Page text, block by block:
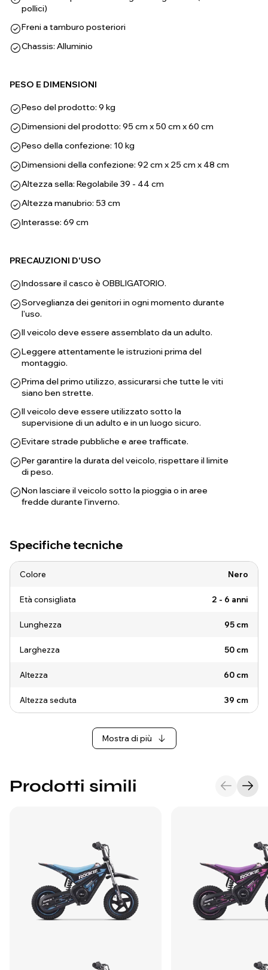
pollici)
Freni a tamburo posteriori
Chassis: Alluminio
PESO E DIMENSIONI
Peso del prodotto: 9 kg
Dimensioni del prodotto: 95 cm x 50 cm x 60 cm
Peso della confezione: 10 kg
Dimensioni della confezione: 92 cm x 25 cm x 48 cm
Altezza sella: Regolabile 39 - 44 cm
Altezza manubrio: 53 cm
Interasse: 69 cm
PRECAUZIONI D'USO
Indossare il casco è OBBLIGATORIO.
Sorveglianza dei genitori in ogni momento durante
l'uso.
Il veicolo deve essere assemblato da un adulto.
Leggere attentamente le istruzioni prima del
montaggio.
Prima del primo utilizzo, assicurarsi che tutte le viti
siano ben strette.
Il veicolo deve essere utilizzato sotto la
supervisione di un adulto e in un luogo sicuro.
Evitare strade pubbliche e aree trafficate.
Per garantire la durata del veicolo, rispettare il limite
di peso.
Non lasciare il veicolo sotto la pioggia o in aree
fredde durante l'inverno.
Specifiche tecniche
Colore Nero
Età consigliata 2 - 6 anni
Lunghezza 95 cm
Larghezza 50 cm
Altezza 60 cm
Altezza seduta 39 cm
Mostra di più
Prodotti simili